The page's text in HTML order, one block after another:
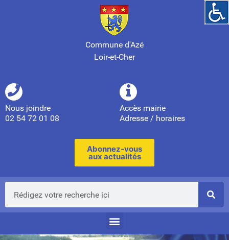
Commune d'Azé
Loir-et-Cher
Nous joindre
02 54 72 01 08
Accès mairie
Adresse / horaires
Abonnez-vous
aux actualités